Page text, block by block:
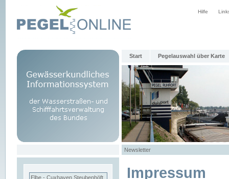
Hilfe
Start Pegelauswahl über Karte
Newsletter
Elbe - Cuxhaven Steubenhöft Impressum